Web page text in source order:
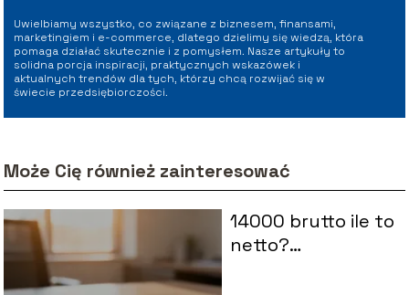
Uwielbiamy wszystko, co związane z biznesem, finansami,
marketingiem i e-commerce, dlatego dzielimy się wiedzą, która
pomaga działać skutecznie i z pomysłem. Nasze artykuły to
solidna porcja inspiracji, praktycznych wskazówek i
aktualnych trendów dla tych, którzy chcą rozwijać się w
świecie przedsiębiorczości.
Może Cię również zainteresować
14000 brutto ile to
netto?